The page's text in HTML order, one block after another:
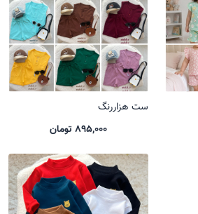
ست هزاررنگ
895,000 تومان